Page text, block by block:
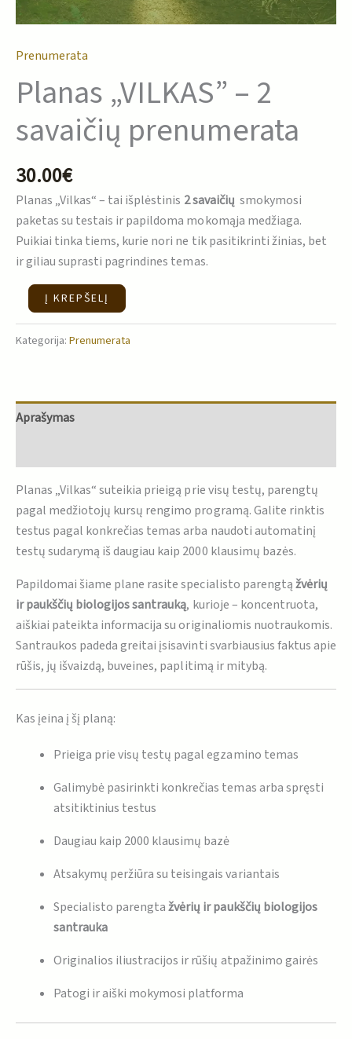
Prenumerata
Planas „VILKAS” – 2
savaičių prenumerata
30.00€
Planas „Vilkas“ – tai išplėstinis 2 savaičių smokymosi
paketas su testais ir papildoma mokomąja medžiaga.
Puikiai tinka tiems, kurie nori ne tik pasitikrinti žinias, bet
ir giliau suprasti pagrindines temas.
Į KREPŠELĮ
Kategorija:Prenumerata
Aprašymas
Planas „Vilkas“ suteikia prieigą prie visų testų, parengtų
pagal medžiotojų kursų rengimo programą. Galite rinktis
testus pagal konkrečias temas arba naudoti automatinį
testų sudarymą iš daugiau kaip 2000 klausimų bazės.
Papildomai šiame plane rasite specialisto parengtąžvėrių
ir paukščių biologijos santrauką, kurioje – koncentruota,
aiškiai pateikta informacija su originaliomis nuotraukomis.
Santraukos padeda greitai įsisavinti svarbiausius faktus apie
rūšis, jų išvaizdą, buveines, paplitimą ir mitybą.
Kas įeina į šį planą:
Prieiga prie visų testų pagal egzamino temas
Galimybė pasirinkti konkrečias temas arba spręsti
atsitiktinius testus
Daugiau kaip 2000 klausimų bazė
Atsakymų peržiūra su teisingais variantais
Specialisto parengtažvėrių ir paukščių biologijos
santrauka
Originalios iliustracijos ir rūšių atpažinimo gairės
Patogi ir aiški mokymosi platforma